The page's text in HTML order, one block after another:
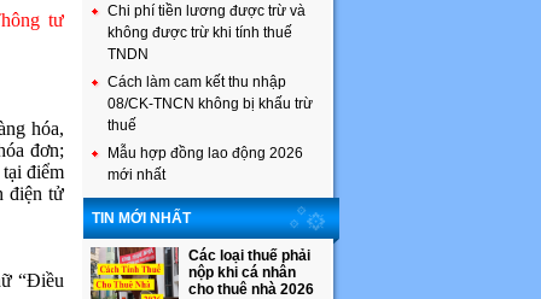
tư
hóa,
đơn;
điểm
điện tử
“Điều
Chi phí tiền lương được trừ và
không được trừ khi tính thuế
TNDN
Cách làm cam kết thu nhập
08/CK-TNCN không bị khấu trừ
thuế
Mẫu hợp đồng lao động 2026
mới nhất
TIN MỚI NHẤT
Các loại thuế phải
nộp khi cá nhân
cho thuê nhà 2026